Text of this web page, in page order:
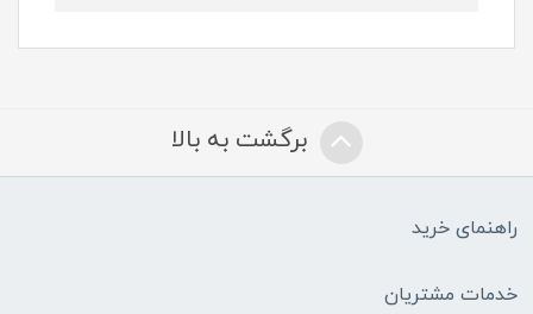
برگشت به بالا
راهنمای خرید
خدمات مشتریان